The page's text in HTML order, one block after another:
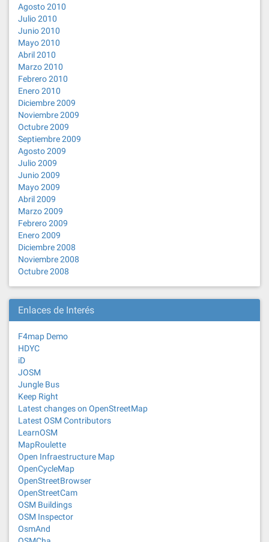
Agosto 2010
Julio 2010
Junio 2010
Mayo 2010
Abril 2010
Marzo 2010
Febrero 2010
Enero 2010
Diciembre 2009
Noviembre 2009
Octubre 2009
Septiembre 2009
Agosto 2009
Julio 2009
Junio 2009
Mayo 2009
Abril 2009
Marzo 2009
Febrero 2009
Enero 2009
Diciembre 2008
Noviembre 2008
Octubre 2008
Enlaces de Interés
F4map Demo
HDYC
iD
JOSM
Jungle Bus
Keep Right
Latest changes on OpenStreetMap
Latest OSM Contributors
LearnOSM
MapRoulette
Open Infraestructure Map
OpenCycleMap
OpenStreetBrowser
OpenStreetCam
OSM Buildings
OSM Inspector
OsmAnd